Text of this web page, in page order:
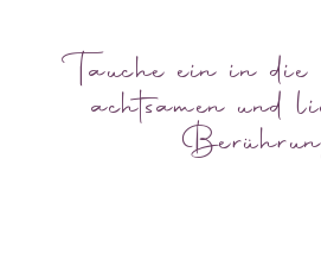
Tauche ein in
achtsamen und